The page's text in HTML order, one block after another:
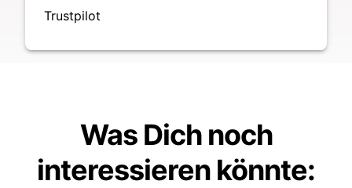
Trustpilot
Was Dich noch
interessieren könnte: